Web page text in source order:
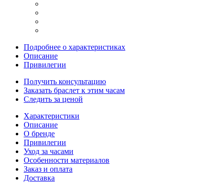
Подробнее о характеристиках
Описание
Привилегии
Получить консультацию
Заказать браслет к этим часам
Следить за ценой
Характеристики
Описание
О бренде
Привилегии
Уход за часами
Особенности материалов
Заказ и оплата
Доставка